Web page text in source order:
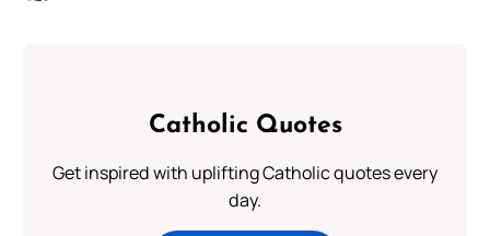
Catholic Quotes
Get inspired with uplifting Catholic quotes every
day.